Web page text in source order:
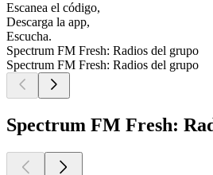
Escanea el código,
Descarga la app,
Escucha.
Spectrum FM Fresh: Radios del grupo
Spectrum FM Fresh: Radios del grupo
Spectrum FM Fresh: